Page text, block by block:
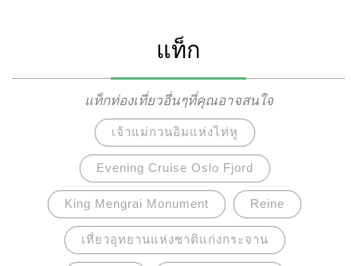
อาณาจักรของชนเผ่าไทยในแถบนี้ ได้แก่ อาณาจักร
ล้านนา อาณาจักรสุโขทัย และอาณาจักรพะเยา
นั่นเอง เมื่อพะเยาได้รับการยกฐานะให้เป็นจังหวัดที่
72 ในปีพ.ศ.2520 ชาวพะเยาจึงร่วมใจกันสร้าง
อนุสาวรีย์พ่อขุนงำเมืองขึ้น บริเวณสวนสาธารณะริม
กว๊านพะเยา และกลายเป็นศูนย์รวมใจของชาวพะเยา
นับแต่นั้นเป็นต้นมา
แท็ก
แท็กท่องเที่ยวอื่นๆที่คุณอาจสนใจ
เจ้าแม่กวนอิมแห่งไท่หู
Evening Cruise Oslo Fjord
King Mengrai Monument Reine
เที่ยวอุทยานแห่งชาติแก่งกระจาน